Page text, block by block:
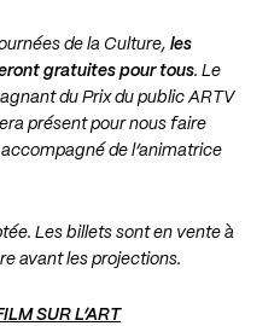
de la Culture, les
gratuites pour tous. Le
du Prix du public ARTV
présent pour nous faire
de l’animatrice
Les billets sont en vente à
avant les projections.
SUR L’ART